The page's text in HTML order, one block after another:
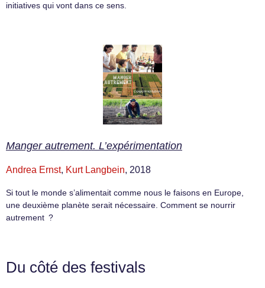
initiatives qui vont dans ce sens.
Manger autrement. L’expérimentation
Andrea Ernst, Kurt Langbein, 2018
Si tout le monde s’alimentait comme nous le faisons en Europe,
une deuxième planète serait nécessaire. Comment se nourrir
autrement ?
Du côté des festivals